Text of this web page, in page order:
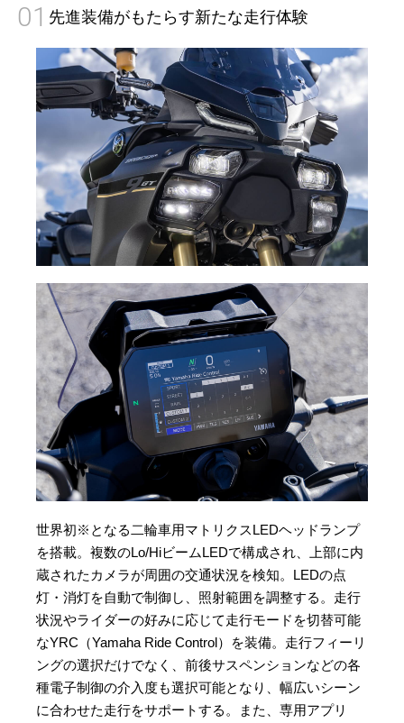
01 先進装備がもたらす新たな走行体験
世界初※となる二輪車用マトリクスLEDヘッドランプ
を搭載。複数のLo/HiビームLEDで構成され、上部に内
蔵されたカメラが周囲の交通状況を検知。LEDの点
灯・消灯を自動で制御し、照射範囲を調整する。走行
状況やライダーの好みに応じて走行モードを切替可能
なYRC（Yamaha Ride Control）を装備。走行フィーリ
ングの選択だけでなく、前後サスペンションなどの各
種電子制御の介入度も選択可能となり、幅広いシーン
に合わせた走行をサポートする。また、専用アプリ